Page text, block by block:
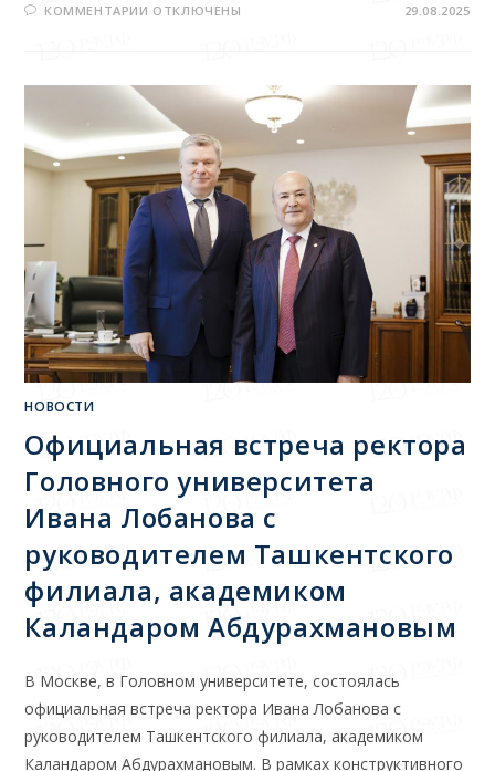
КОММЕНТАРИИ ОТКЛЮЧЕНЫ 29.08.2025
НОВОСТИ
Официальная встреча ректора
Головного университета
Ивана Лобанова с
руководителем Ташкентского
филиала, академиком
Каландаром Абдурахмановым
В Москве, в Головном университете, состоялась
официальная встреча ректора Ивана Лобанова с
руководителем Ташкентского филиала, академиком
Каландаром Абдурахмановым. В рамках конструктивного